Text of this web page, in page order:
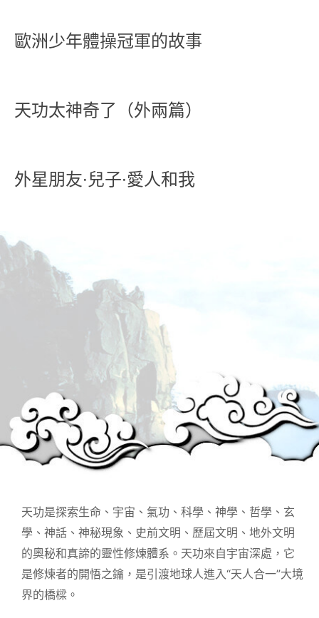
歐洲少年體操冠軍的故事
天功太神奇了（外兩篇）
外星朋友·兒子·愛人和我
天功是探索生命、宇宙、氣功、科學、神學、哲學、玄
學、神話、神秘現象、史前文明、歷屆文明、地外文明
的奧秘和真諦的靈性修煉體系。天功來自宇宙深處，它
是修煉者的開悟之鑰，是引渡地球人進入“天人合一”大境
界的橋樑。